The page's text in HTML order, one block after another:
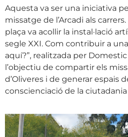
Aquesta va ser una iniciativa
missatge de l’Arcadi als
plaça va acollir la instal·lació
segle XXI. Com contribuir a
aquí?”, realitzada per
l’objectiu de compartir els
d’Oliveres i de generar espais
conscienciació de la